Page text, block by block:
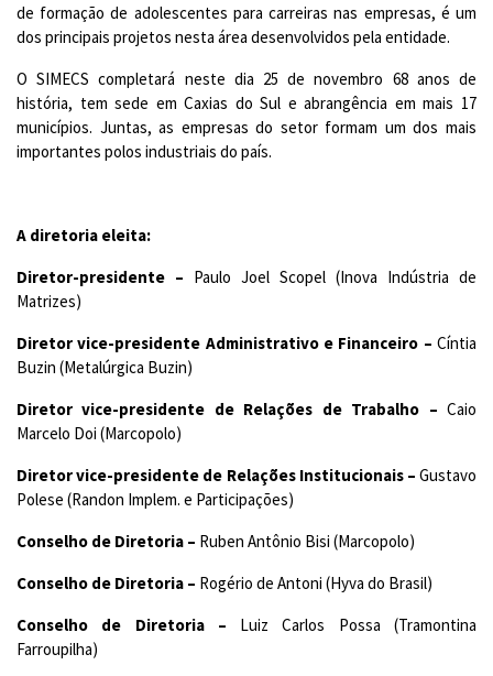
de formação de adolescentes para carreiras nas empresas, é um
dos principais projetos nesta área desenvolvidos pela entidade.
O SIMECS completará neste dia 25 de novembro 68 anos de
história, tem sede em Caxias do Sul e abrangência em mais 17
municípios. Juntas, as empresas do setor formam um dos mais
importantes polos industriais do país.
A diretoria eleita:
Diretor-presidente – Paulo Joel Scopel (Inova Indústria de
Matrizes)
Diretor vice-presidente Administrativo e Financeiro – Cíntia
Buzin (Metalúrgica Buzin)
Diretor vice-presidente de Relações de Trabalho – Caio
Marcelo Doi (Marcopolo)
Diretor vice-presidente de Relações Institucionais – Gustavo
Polese (Randon Implem. e Participações)
Conselho de Diretoria – Ruben Antônio Bisi (Marcopolo)
Conselho de Diretoria – Rogério de Antoni (Hyva do Brasil)
Conselho de Diretoria – Luiz Carlos Possa (Tramontina
Farroupilha)